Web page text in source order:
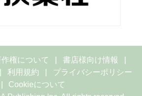
作権について
書店様向け情報
利用規約
プライバシーポリシー
Cookieについて